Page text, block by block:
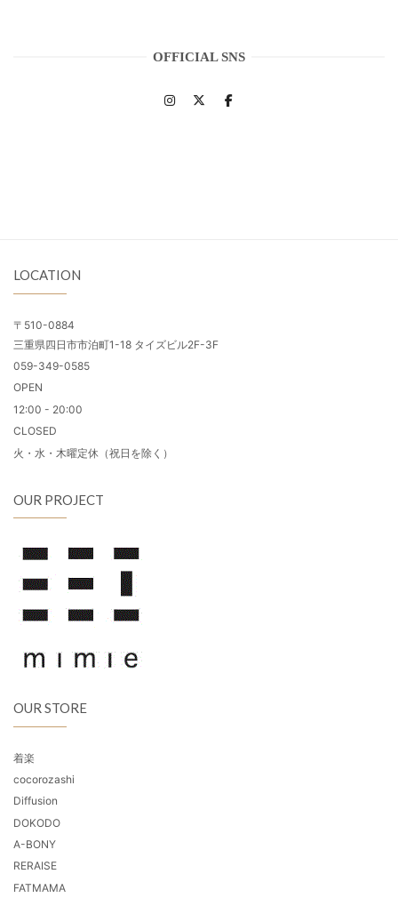
OFFICIAL SNS
LOCATION
〒510-0884
三重県四日市市泊町1-18 タイズビル2F-3F
059-349-0585
OPEN
12:00 - 20:00
CLOSED
火・水・木曜定休（祝日を除く）
OUR PROJECT
OUR STORE
着楽
cocorozashi
Diffusion
DOKODO
A-BONY
RERAISE
FATMAMA